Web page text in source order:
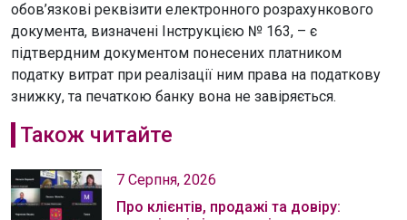
обов’язкові реквізити електронного розрахункового
документа, визначені Інструкцією № 163, – є
підтвердним документом понесених платником
податку витрат при реалізації ним права на податкову
знижку, та печаткою банку вона не завіряється.
Також читайте
7 Серпня, 2026
Про клієнтів, продажі та довіру: